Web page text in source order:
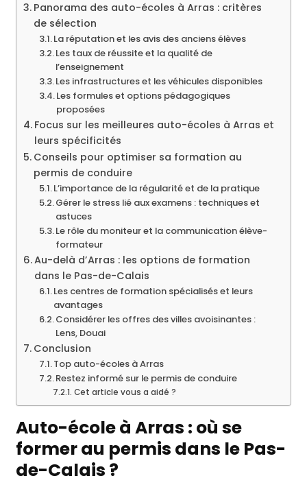
Panorama des auto-écoles à Arras : critères
de sélection
La réputation et les avis des anciens élèves
Les taux de réussite et la qualité de
l’enseignement
Les infrastructures et les véhicules disponibles
Les formules et options pédagogiques
proposées
Focus sur les meilleures auto-écoles à Arras et
leurs spécificités
Conseils pour optimiser sa formation au
permis de conduire
L’importance de la régularité et de la pratique
Gérer le stress lié aux examens : techniques et
astuces
Le rôle du moniteur et la communication élève-
formateur
Au-delà d’Arras : les options de formation
dans le Pas-de-Calais
Les centres de formation spécialisés et leurs
avantages
Considérer les offres des villes avoisinantes :
Lens, Douai
Conclusion
Top auto-écoles à Arras
Restez informé sur le permis de conduire
Cet article vous a aidé ?
Auto-école à Arras : où se
former au permis dans le Pas-
de-Calais ?